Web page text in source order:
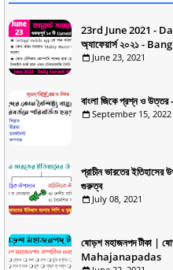
23rd June 2021 -
অ্যাফেয়ার্স ২০২১ -
June 23, 2021
বাংলা জিকে প্রশ্ন ও
September 15, 2022
প্রাচীন ভারতের ইতিহাসের
গুরুত্ব
July 08, 2021
ষোড়শ মহাজনপদ টীকা |
Mahajanapadas